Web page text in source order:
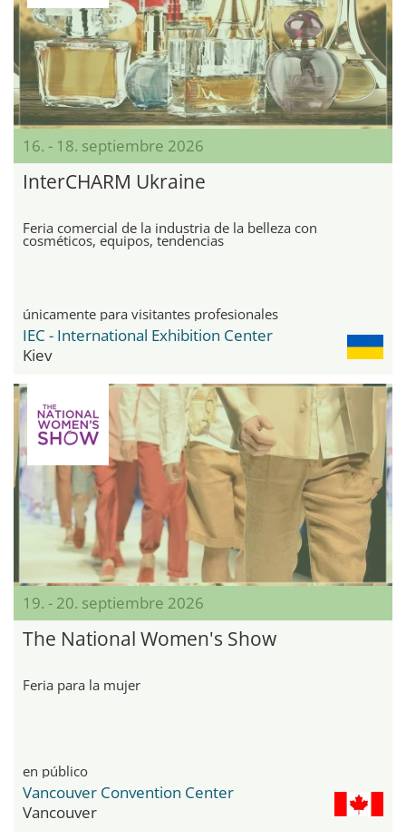
16. - 18. septiembre 2026
InterCHARM Ukraine
Feria comercial de la industria de la belleza con
cosméticos, equipos, tendencias
únicamente para visitantes profesionales
IEC - International Exhibition Center
Kiev
19. - 20. septiembre 2026
The National Women's Show
Feria para la mujer
en público
Vancouver Convention Center
Vancouver